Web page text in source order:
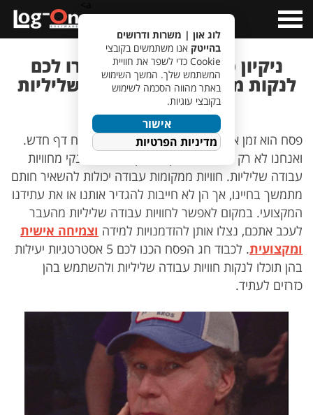
Menu
ניקיון פסח – 5 דרכים שיעזרו לכם
לנקות מחייכם חוויות עבודה שליליות
מהעבר
פסח הוא זמן אידיאלי לעשות סדר, לנקות ולפתוח דף חדש.
ואנחנו לא רק מתכוונים לנקי מחמץ, אלא גם לנקי מחוויות
עבודה שליליות. חוויות ממקומות עבודה יכולות להשאיר חותם
מתמשך בחיינו, אך הן לא חייבות להגדיר אותנו או את עתידנו
המקצועי. במקום לאפשר לחוויות עבודה שליליות מהעבר
לעכב אתכם, נצלו אותן להזדמנויות למידה וצמיחה אישית
ומקצועית
. לכבוד חג הפסח הכנו לכם 5 אסטרטגיות יעילות
בהן תוכלו לנקות חוויות עבודה שליליות ולהשתמש בהן
כזרזים לעתיד.
לוג און | משרות ודרושים
בהייטק אנו משתמשים בקובצי
Cookie כדי לשפר את חוויית
המשתמש שלך. המשך השימוש
באתר מהווה הסכמה לשימוש
בקובצי עוגיות.
אישור
מדיניות הפרטיות